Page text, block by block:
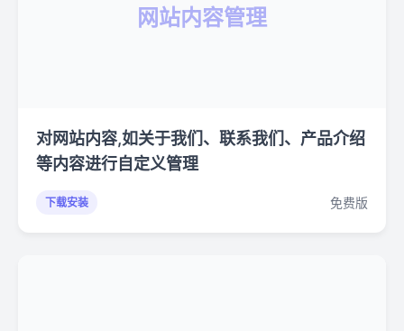
网站内容管理
对网站内容,如关于我们、联系我们、产品介绍
等内容进行自定义管理
下载安装 免费版